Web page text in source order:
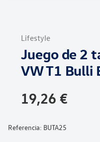
Lifestyle
Juego de 2
VW T1 Bulli
19,26 €
Referencia: BUTA25
comienzo
galería
imágenes